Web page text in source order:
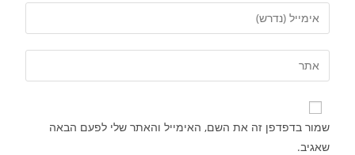
שמור בדפדפן זה את השם, האימייל והאתר שלי לפעם הבאה
שאגיב.